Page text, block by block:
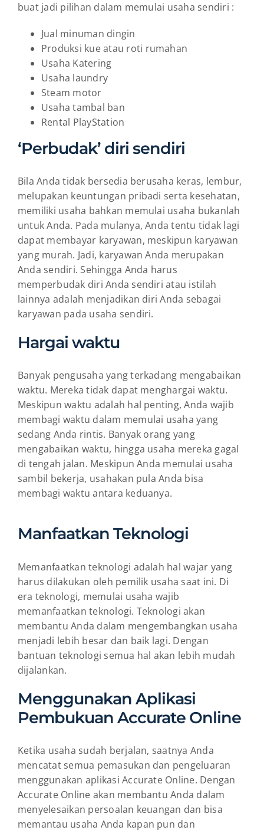
buat jadi pilihan dalam memulai usaha sendiri :
Jual minuman dingin
Produksi kue atau roti rumahan
Usaha Katering
Usaha laundry
Steam motor
Usaha tambal ban
Rental PlayStation
‘Perbudak’ diri sendiri
Bila Anda tidak bersedia berusaha keras, lembur,
melupakan keuntungan pribadi serta kesehatan,
memiliki usaha bahkan memulai usaha bukanlah
untuk Anda. Pada mulanya, Anda tentu tidak lagi
dapat membayar karyawan, meskipun karyawan
yang murah. Jadi, karyawan Anda merupakan
Anda sendiri. Sehingga Anda harus
memperbudak diri Anda sendiri atau istilah
lainnya adalah menjadikan diri Anda sebagai
karyawan pada usaha sendiri.
Hargai waktu
Banyak pengusaha yang terkadang mengabaikan
waktu. Mereka tidak dapat menghargai waktu.
Meskipun waktu adalah hal penting, Anda wajib
membagi waktu dalam memulai usaha yang
sedang Anda rintis. Banyak orang yang
mengabaikan waktu, hingga usaha mereka gagal
di tengah jalan. Meskipun Anda memulai usaha
sambil bekerja, usahakan pula Anda bisa
membagi waktu antara keduanya.
Manfaatkan Teknologi
Memanfaatkan teknologi adalah hal wajar yang
harus dilakukan oleh pemilik usaha saat ini. Di
era teknologi, memulai usaha wajib
memanfaatkan teknologi. Teknologi akan
membantu Anda dalam mengembangkan usaha
menjadi lebih besar dan baik lagi. Dengan
bantuan teknologi semua hal akan lebih mudah
dijalankan.
Menggunakan Aplikasi
Pembukuan Accurate Online
Ketika usaha sudah berjalan, saatnya Anda
mencatat semua pemasukan dan pengeluaran
menggunakan aplikasi Accurate Online. Dengan
Accurate Online akan membantu Anda dalam
menyelesaikan persoalan keuangan dan bisa
memantau usaha Anda kapan pun dan